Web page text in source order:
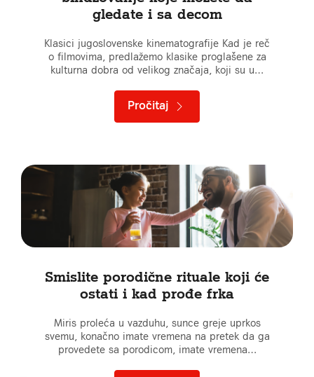
gledate i sa decom
Klasici jugoslovenske kinematografije Kad je reč
o filmovima, predlažemo klasike proglašene za
kulturna dobra od velikog značaja, koji su u…
Pročitaj
Smislite porodične rituale koji će
ostati i kad prođe frka
Miris proleća u vazduhu, sunce greje uprkos
svemu, konačno imate vremena na pretek da ga
provedete sa porodicom, imate vremena…